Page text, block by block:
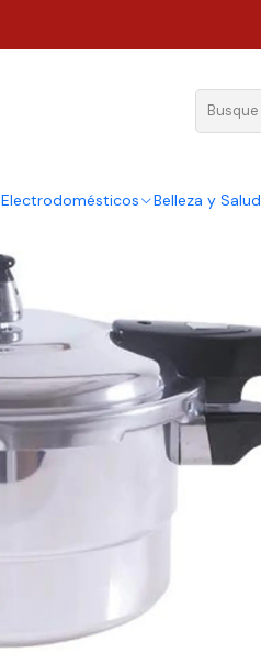
Electrodomésticos Belleza y Salud